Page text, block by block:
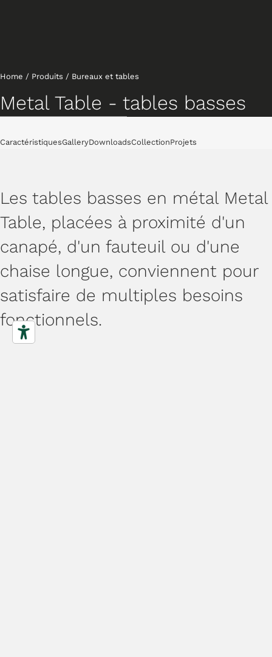
Home / Produits / Bureaux et tables
Metal Table - tables basses
CaractéristiquesGalleryDownloadsCollectionProjets
Les tables basses en métal Metal
Table, placées à proximité d'un
canapé, d'un fauteuil ou d'une
chaise longue, conviennent pour
satisfaire de multiples besoins
fonctionnels.